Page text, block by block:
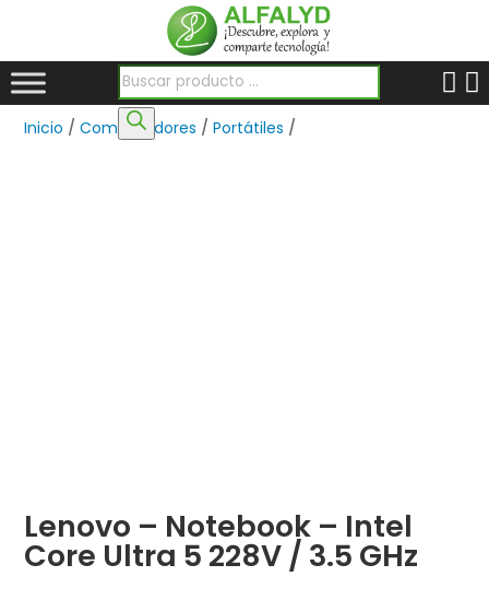
Búsqueda de productos
Inicio /Computadores /Portátiles /
Lenovo – Notebook – Intel
Core Ultra 5 228V / 3.5 GHz